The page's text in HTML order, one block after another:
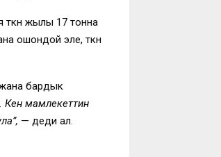
жылы 17 тонна
ошондой эле, өткөн
бардык
Кен мамлекеттин
— деди ал.